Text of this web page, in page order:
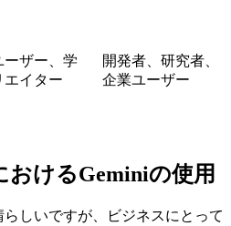
ーザー、学
エイター
開発者、研究者、
企業ユーザー
おけるGeminiの使用
しいですが、ビジネスにとって